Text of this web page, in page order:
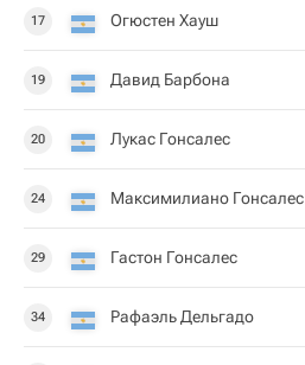
17 Огюстен Хауш
19 Давид Барбона
20 Лукас Гонсалес
24 Максимилиано Гонсалес
29 Гастон Гонсалес
34 Рафаэль Дельгадо